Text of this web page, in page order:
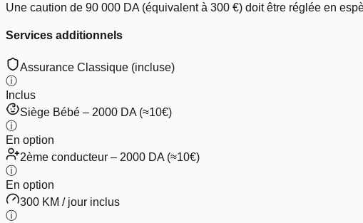
Une caution de 90 000 DA (équivalent à 300 €) doit être réglée en
Services additionnels
Assurance Classique (incluse)
ⓘ
Inclus
Siège Bébé – 2000 DA (≈10€)
ⓘ
En option
2ème conducteur – 2000 DA (≈10€)
ⓘ
En option
300 KM / jour inclus
ⓘ